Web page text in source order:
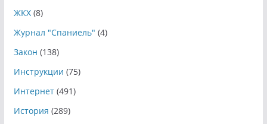
ЖКХ(8)
Журнал "Спаниель" (4)
Закон (138)
Инструкции (75)
Интернет(491)
История (289)